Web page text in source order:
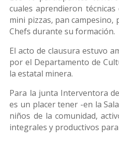
cuales aprendieron
mini pizzas, pan
Chefs durante su formación.
El acto de clausura estuvo
por el Departamento de
la estatal minera.
Para la junta Interventora
es un placer tener -en la
niños de la comunidad,
integrales y productivos